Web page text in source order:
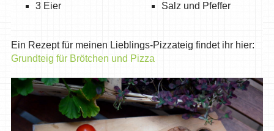
3 Eier
Salz und Pfeffer
Ein Rezept für meinen Lieblings-Pizzateig findet ihr hier:
Grundteig für Brötchen und Pizza